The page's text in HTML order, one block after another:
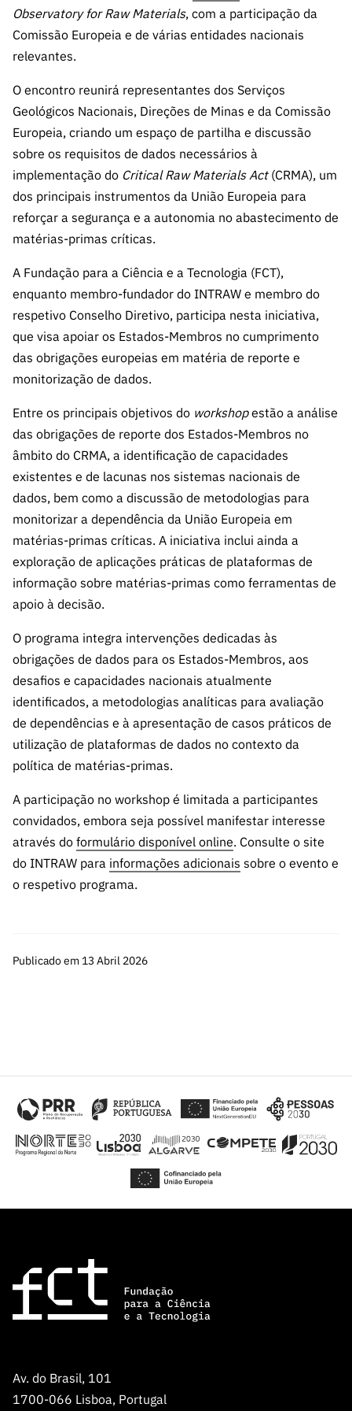
s
públicas
Manifesta
FCCN,
serviços
digitais da
FCT
Canais de
Denúncia
s
PRR –
“Ciência +
Digital” e
“Ciência +
Capacitaç
ão”
Observatory for Raw Materials, com a participação da
Comissão Europeia e de várias entidades nacionais
relevantes.
O encontro reunirá representantes dos Serviços
Geológicos Nacionais, Direções de Minas e da Comissão
Europeia, criando um espaço de partilha e discussão
sobre os requisitos de dados necessários à
implementação do Critical Raw Materials Act(CRMA), um
dos principais instrumentos da União Europeia para
reforçar a segurança e a autonomia no abastecimento de
matérias-primas críticas.
A Fundação para a Ciência e a Tecnologia (FCT),
enquanto membro-fundador do INTRAW e membro do
respetivo Conselho Diretivo, participa nesta iniciativa,
que visa apoiar os Estados-Membros no cumprimento
das obrigações europeias em matéria de reporte e
monitorização de dados.
Entre os principais objetivos do workshopestão a análise
das obrigações de reporte dos Estados-Membros no
âmbito do CRMA, a identificação de capacidades
existentes e de lacunas nos sistemas nacionais de
dados, bem como a discussão de metodologias para
monitorizar a dependência da União Europeia em
matérias-primas críticas. A iniciativa inclui ainda a
exploração de aplicações práticas de plataformas de
informação sobre matérias-primas como ferramentas de
apoio à decisão.
O programa integra intervenções dedicadas às
obrigações de dados para os Estados-Membros, aos
desafios e capacidades nacionais atualmente
identificados, a metodologias analíticas para avaliação
de dependências e à apresentação de casos práticos de
utilização de plataformas de dados no contexto da
política de matérias-primas.
A participação no workshop é limitada a participantes
convidados, embora seja possível manifestar interesse
através do formulário disponível online. Consulte o site
do INTRAW para informações adicionais sobre o evento e
o respetivo programa.
Publicado em 13 Abril 2026
Av. do Brasil, 101
1700-066 Lisboa, Portugal